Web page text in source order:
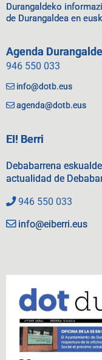
Durangaldeko
de Durangaldea en
Agenda
946 550 033
info@dotb.eus
agenda@dotb.eus
EI! Berri
Debabarrena
actualidad de
946 550 033
info@eiberri.eus